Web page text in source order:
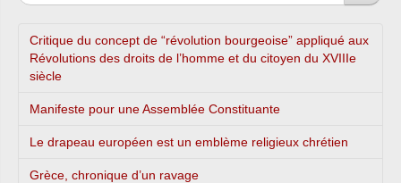
Critique du concept de “révolution bourgeoise” appliqué aux
Révolutions des droits de l’homme et du citoyen du XVIIIe
siècle
Manifeste pour une Assemblée Constituante
Le drapeau européen est un emblème religieux chrétien
Grèce, chronique d’un ravage